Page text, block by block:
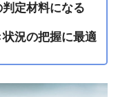
定材料になる
況の把握に最適